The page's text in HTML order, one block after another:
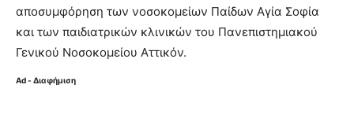
αποσυμφόρηση των νοσοκομείων Παίδων Αγία Σοφία
και των παιδιατρικών κλινικών του Πανεπιστημιακού
Γενικού Νοσοκομείου Αττικόν.
Ad - Διαφήμιση